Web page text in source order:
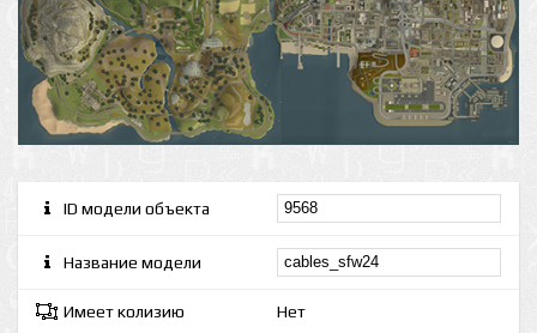
ID модели объекта
Название модели
Имеет колизию Нет